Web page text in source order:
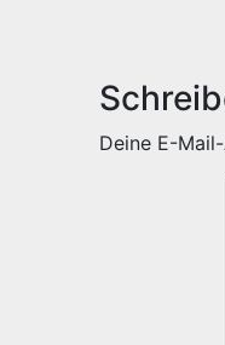
Deine E-